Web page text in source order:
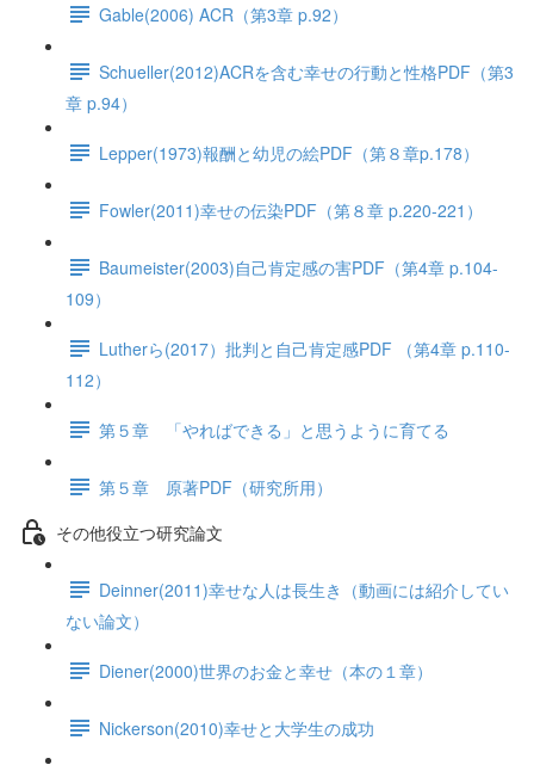
Gable(2006) ACR（第3章 p.92）
Schueller(2012)ACRを含む幸せの行動と性格PDF（第3
章 p.94）
Lepper(1973)報酬と幼児の絵PDF（第８章p.178）
Fowler(2011)幸せの伝染PDF（第８章 p.220-221）
Baumeister(2003)自己肯定感の害PDF（第4章 p.104-
109）
Lutherら(2017）批判と自己肯定感PDF （第4章 p.110-
112）
第５章 「やればできる」と思うように育てる
第５章 原著PDF（研究所用）
その他役立つ研究論文
Deinner(2011)幸せな人は長生き（動画には紹介してい
ない論文）
Diener(2000)世界のお金と幸せ（本の１章）
Nickerson(2010)幸せと大学生の成功